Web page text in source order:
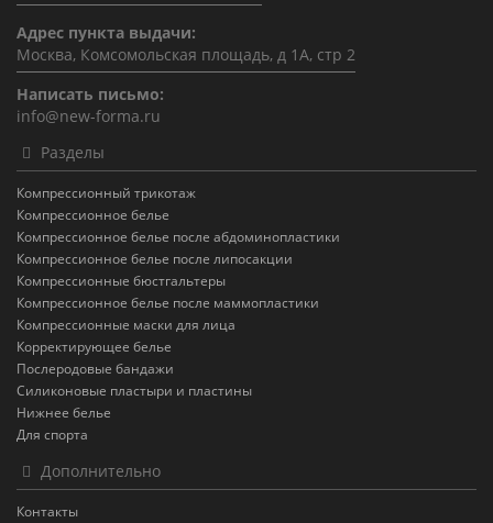
Адрес пункта выдачи:
Москва, Комсомольская площадь, д 1А, стр 2
Написать письмо:
info@new-forma.ru
Разделы
Компрессионный трикотаж
Компрессионное белье
Компрессионное белье после абдоминопластики
Компрессионное белье после липосакции
Компрессионные бюстгальтеры
Компрессионное белье после маммопластики
Компрессионные маски для лица
Корректирующее белье
Послеродовые бандажи
Силиконовые пластыри и пластины
Нижнее белье
Для спорта
Дополнительно
Контакты